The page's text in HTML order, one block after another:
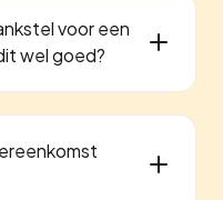
voor een
wel goed?